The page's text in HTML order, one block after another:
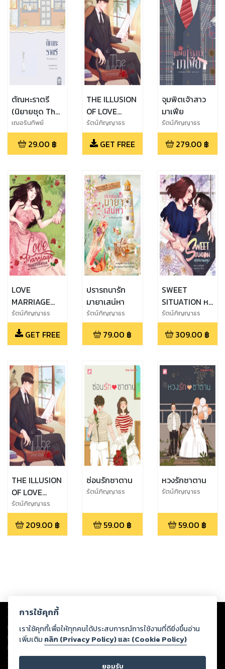
ตัณหะราตรี
(นิยายชุด The
deadly love)
เฌอรินทิพย์
29.00 ฿
THE ILLUSION
OF LOVE
มารยายั่วรัก
(ทดลองอ่าน)
รัตน์ภิญญาธร
GET FREE
จุมพิตเจ้าสาว
มาเฟีย
รัตน์ภิญญาธร
279.00 ฿
LOVE
MARRIAGE
วิวาห์รักพิศวาส
(ทดลองอ่าน)
รัตน์ภิญญาธร
GET FREE
ปรารถนารัก
มายาเสน่หา
รัตน์ภิญญาธร
79.00 ฿
SWEET
SITUATION หนี
รักมาพบคุณ
รัตน์ภิญญาธร
309.00 ฿
THE ILLUSION
OF LOVE
มารยายั่วรัก
รัตน์ภิญญาธร
209.00 ฿
ซ่อนรักซาตาน
รัตน์ภิญญาธร
59.00 ฿
หวงรักซาตาน
รัตน์ภิญญาธร
59.00 ฿
Copyright © 2026
ต่อผลงานหรือเนื้อหาใดที่อัปโหลดผ่านเว็บไซต์และปรากฏว่าละเมิดสิทธิใน
ทรัพย์สินทางปัญญาของบุคคลอื่นหรือขัดต่อกฎหมายและศีลธรรม ดังนั้น ผู้อ่าน
ทุกท่านโปรดใช้วิจารณญาณในการกลั่นกรองด้วยตนเอง และหากท่านพบว่าส่วน
หนึ่งส่วนใดขัดต่อกฎหมายและศีลธรรม กรุณาแจ้งมายังบริษัท เพื่อทีมงานจะได้
ดำเนินการในทันที ทั้งนี้ ทางสตอรี่ล็อกขอสงวนลิขสิทธิ์ตามพระราชบัญญัติ
การใช้คุกกี้
เราใช้คุกกี้เพื่อให้ทุกคนได้ประสบการณ์การใช้งานที่ดียิ่งขึ้นอ่าน
เพิ่มเติม คลิก (Privacy Policy) และ (Cookie Policy)
ยอมรับ